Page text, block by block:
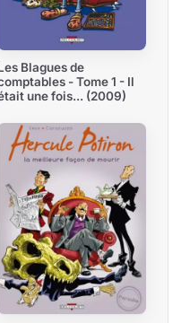
Blagues de
- Tome 1 - Il
une fois... (2009)